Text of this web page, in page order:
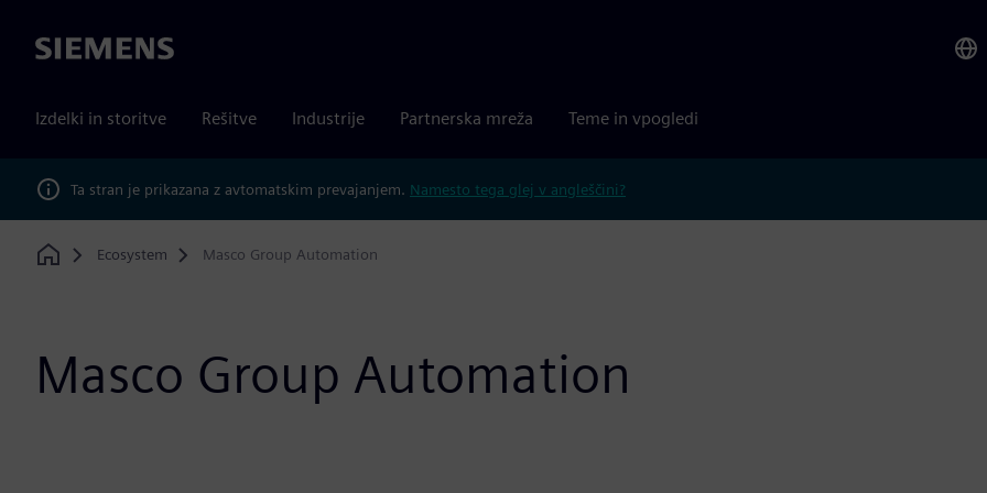
Siemens
Izdelki in storitve Rešitve Industrije Partnerska mreža Teme in vpogledi
Ta stran je prikazana z avtomatskim prevajanjem. Namesto tega glej v angleščini?
Home
Ecosystem Masco Group Automation
Masco Group Automation